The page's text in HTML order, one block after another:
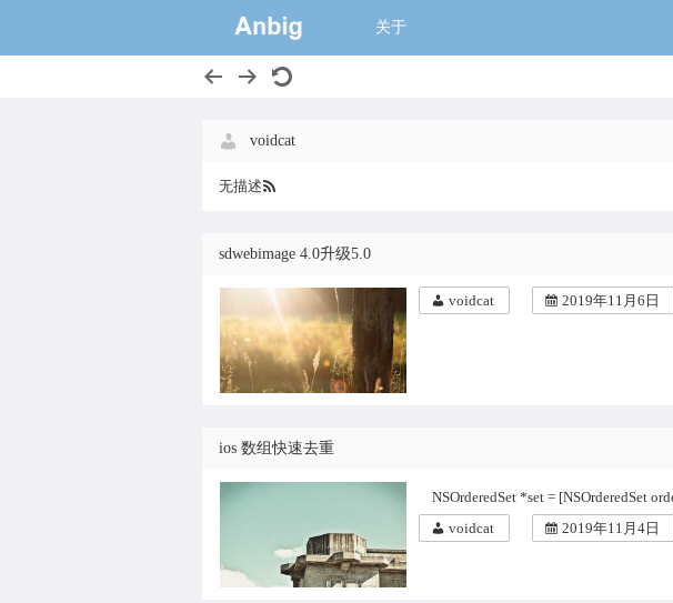
一个大的猫窝,voidcat
关于
voidcat
无描述
sdwebimage 4.0升级5.0
voidcat 2019年11月6日
ios 数组快速去重
NSOrderedSet *set = [NSOrderedSet
voidcat
2019年11月4日